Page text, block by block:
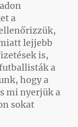
a
lejjebb
is,
a
hogy a
mi nyerjük a
sokat